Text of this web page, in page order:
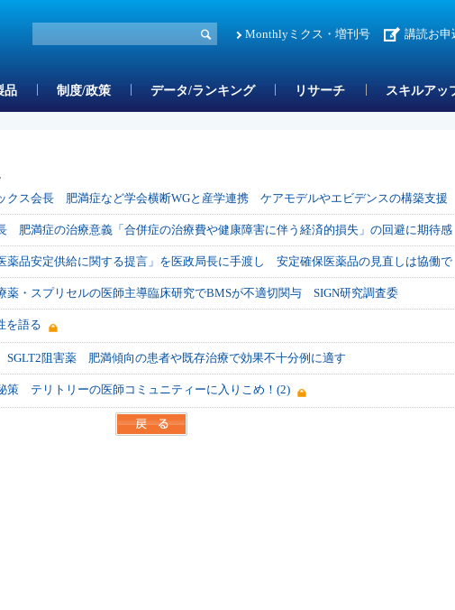
Monthlyミクス・増刊号 講読お申
品 制度/政策 データ/ランキング リサーチ スキルアッ
クス会長 肥満症など学会横断WGと産学連携 ケアモデルやエビデンスの構築支援
肥満症の治療意義「合併症の治療費や健康障害に伴う経済的損失」の回避に期待感
品安定供給に関する提言」を医政局長に手渡し 安定確保医薬品の見直しは協働で
薬・スプリセルの医師主導臨床研究でBMSが不適切関与 SIGN研究調査委
を語る
阻害薬 肥満傾向の患者や既存治療で効果不十分例に適す
策 テリトリーの医師コミュニティーに入りこめ！(2)